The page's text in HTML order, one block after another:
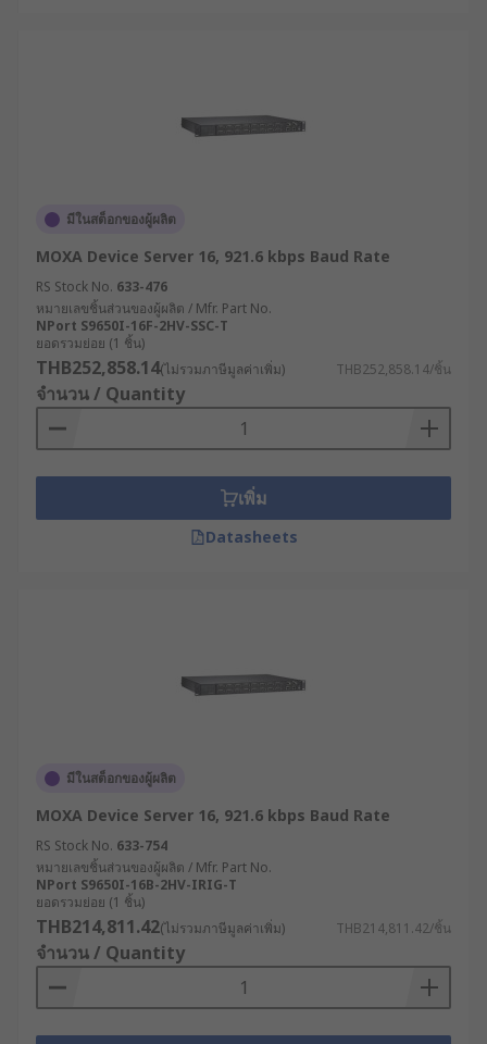
มีในสต็อกของผู้ผลิต
MOXA Device Server 16, 921.6 kbps Baud Rate
RS Stock No. 633-476
หมายเลขชิ้นส่วนของผู้ผลิต / Mfr. Part No.
NPort S9650I-16F-2HV-SSC-T
ยอดรวมย่อย (1 ชิ้น)
THB252,858.14(ไม่รวมภาษีมูลค่าเพิ่ม) THB252,858.14/ชิ้น
จำนวน / Quantity
เพิ่ม
Datasheets
มีในสต็อกของผู้ผลิต
MOXA Device Server 16, 921.6 kbps Baud Rate
RS Stock No. 633-754
หมายเลขชิ้นส่วนของผู้ผลิต / Mfr. Part No.
NPort S9650I-16B-2HV-IRIG-T
ยอดรวมย่อย (1 ชิ้น)
THB214,811.42(ไม่รวมภาษีมูลค่าเพิ่ม) THB214,811.42/ชิ้น
จำนวน / Quantity